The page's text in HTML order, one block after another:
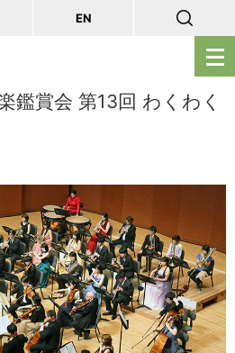
メ
ニ
ュ
EN
鑑賞会 第13回 わくわく